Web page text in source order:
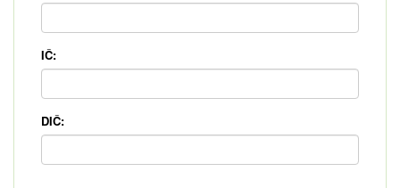
IČ:
DIČ: